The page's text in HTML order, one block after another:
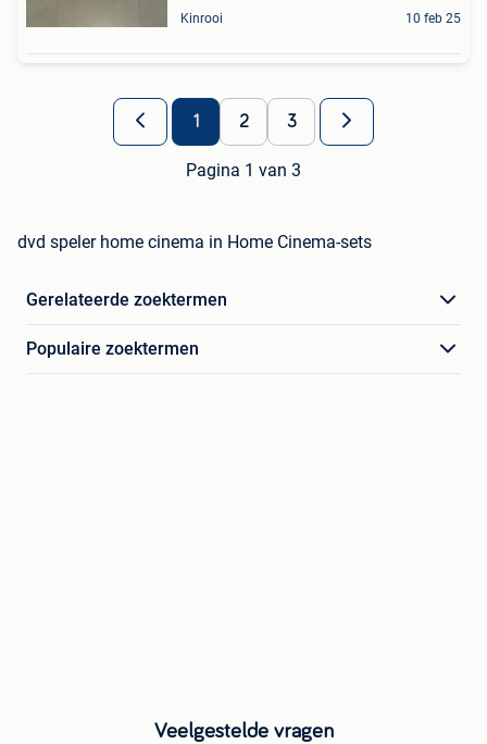
Kinrooi 10 feb 25
1 2 3
Pagina 1 van 3
dvd speler home cinema in Home Cinema-sets
Gerelateerde zoektermen
Populaire zoektermen
Veelgestelde vragen